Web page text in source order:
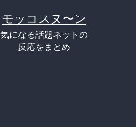
モッコスヌ〜ン
気になる話題ネットの
反応をまとめ